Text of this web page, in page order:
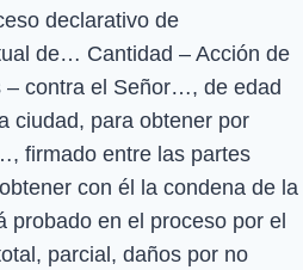
declarativo de
de… Cantidad – Acción de
– contra el Señor…, de edad
ciudad, para obtener por
firmado entre las partes
con él la condena de la
en el proceso por el
parcial, daños por no